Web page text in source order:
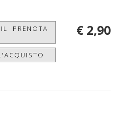
'PRENOTA
€ 2,90